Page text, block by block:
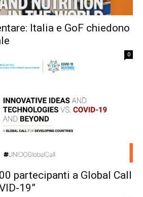
Italia e GoF chiedono
0
partecipanti a Global Call
19”